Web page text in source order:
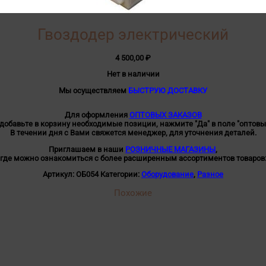
Гвоздодер электрический
4 500,00 ₽
Нет в наличии
Мы осуществляем БЫСТРУЮ ДОСТАВКУ
Для оформления ОПТОВЫХ ЗАКАЗОВ
в корзину необходимые позиции, нажмите "Да" в поле
В течении дня с Вами свяжется менеджер, для уточнения деталей.
Приглашаем в наши РОЗНИЧНЫЕ МАГАЗИНЫ,
где можно ознакомиться с более расширенным ассортиментов товаров:
Артикул: ОБ054 Категории: Оборудование, Разное
Похожие